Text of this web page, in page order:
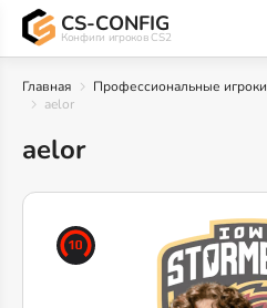
CS-CONFIG
Конфиги игроков CS2
Главная Профессиональные игроки
aelor
aelor